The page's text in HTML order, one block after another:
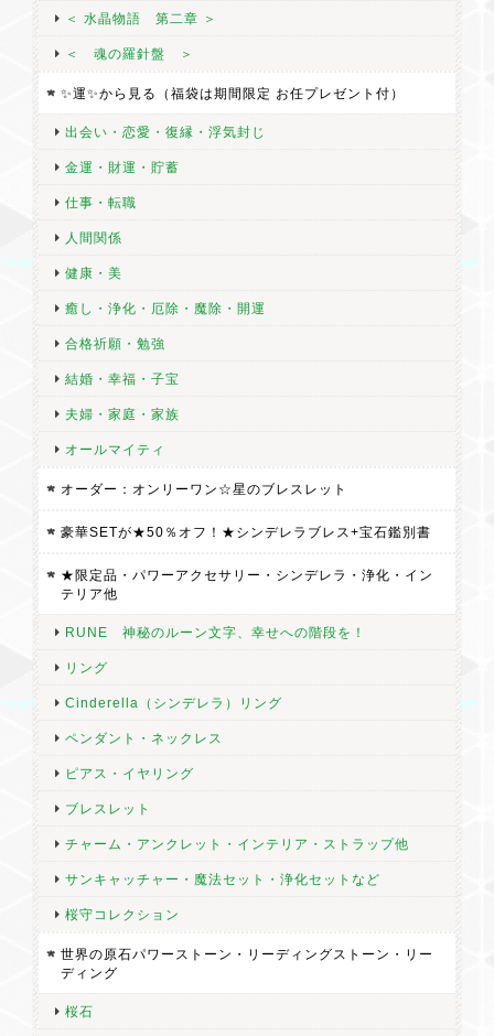
＜ 水晶物語 第二章 ＞
＜ 魂の羅針盤 ＞
✨運✨から見る（福袋は期間限定 お任プレゼント付）
出会い・恋愛・復縁・浮気封じ
金運・財運・貯蓄
仕事・転職
人間関係
健康・美
癒し・浄化・厄除・魔除・開運
合格祈願・勉強
結婚・幸福・子宝
夫婦・家庭・家族
オールマイティ
オーダー：オンリーワン☆星のブレスレット
豪華SETが★50％オフ！★シンデレラブレス+宝石鑑別書
★限定品・パワーアクセサリー・シンデレラ・浄化・イン
テリア他
RUNE 神秘のルーン文字、幸せへの階段を！
リング
Cinderella（シンデレラ）リング
ペンダント・ネックレス
ピアス・イヤリング
ブレスレット
チャーム・アンクレット・インテリア・ストラップ他
サンキャッチャー・魔法セット・浄化セットなど
桜守コレクション
世界の原石パワーストーン・リーディングストーン・リー
ディング
桜石